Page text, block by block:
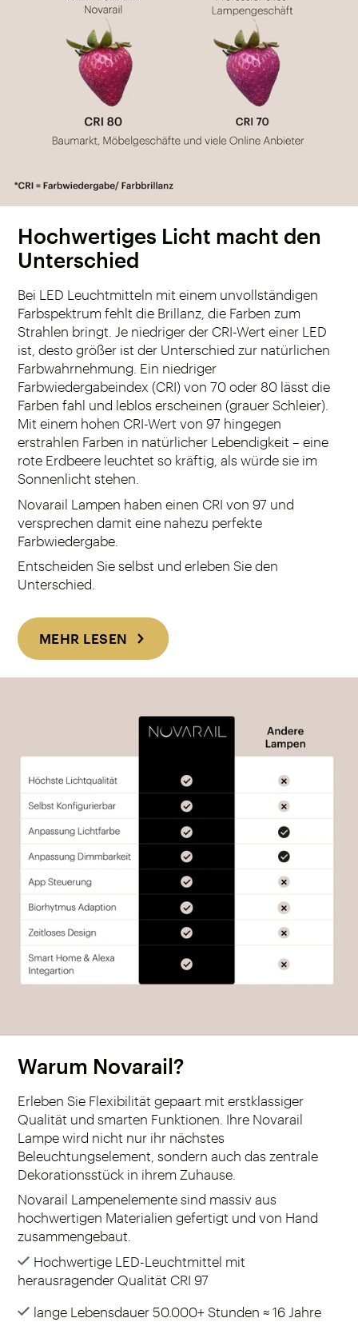
Hochwertiges Licht macht den
Unterschied
Bei LED Leuchtmitteln mit einem unvollständigen
Farbspektrum fehlt die Brillanz, die Farben zum
Strahlen bringt. Je niedriger der CRI-Wert einer LED
ist, desto größer ist der Unterschied zur natürlichen
Farbwahrnehmung. Ein niedriger
Farbwiedergabeindex (CRI) von 70 oder 80 lässt die
Farben fahl und leblos erscheinen (grauer Schleier).
Mit einem hohen CRI-Wert von 97 hingegen
erstrahlen Farben in natürlicher Lebendigkeit – eine
rote Erdbeere leuchtet so kräftig, als würde sie im
Sonnenlicht stehen.
Novarail Lampen haben einen CRI von 97 und
versprechen damit eine nahezu perfekte
Farbwiedergabe.
Entscheiden Sie selbst und erleben Sie den
Unterschied.
MEHR LESEN
Warum Novarail?
Erleben Sie Flexibilität gepaart mit erstklassiger
Qualität und smarten Funktionen. Ihre Novarail
Lampe wird nicht nur ihr nächstes
Beleuchtungselement, sondern auch das zentrale
Dekorationsstück in ihrem Zuhause.
Novarail Lampenelemente sind massiv aus
hochwertigen Materialien gefertigt und von Hand
zusammengebaut.
Hochwertige LED-Leuchtmittel mit
herausragender Qualität CRI 97
lange Lebensdauer 50.000+ Stunden ≈ 16 Jahre